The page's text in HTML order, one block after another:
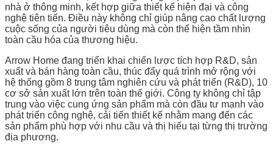
nhà ở thông minh, kết hợp giữa thiết kế hiện đại và công
nghệ tiên tiến. Điều này không chỉ giúp nâng cao chất lượng
cuộc sống của người tiêu dùng mà còn thể hiện tầm nhìn
toàn cầu hóa của thương hiệu.
Arrow Home đang triển khai chiến lược tích hợp R&D, sản
xuất và bán hàng toàn cầu, thúc đẩy quá trình mở rộng với
hệ thống gồm 8 trung tâm nghiên cứu và phát triển (R&D), 10
cơ sở sản xuất lớn trên toàn thế giới. Công ty không chỉ tập
trung vào việc cung ứng sản phẩm mà còn đầu tư mạnh vào
phát triển công nghệ, cải tiến thiết kế nhằm mang đến các
sản phẩm phù hợp với nhu cầu và thị hiếu tại từng thị trường
địa phương.